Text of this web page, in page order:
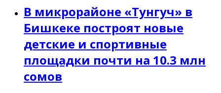
В микрорайоне «Тунгуч» в
Бишкеке построят новые
детские и спортивные
площадки почти на 10.3 млн
сомов